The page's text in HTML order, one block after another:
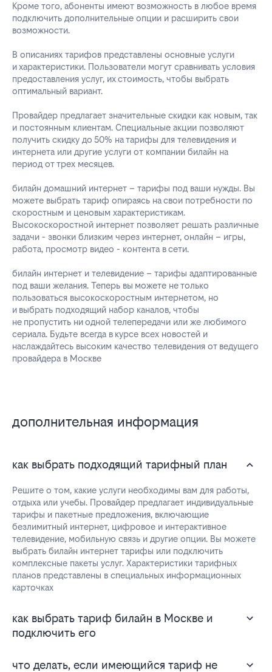
Кроме того, абоненты имеют возможность в любое время
подключить дополнительные опции и расширить свои
возможности.
В описаниях тарифов представлены основные услуги
и характеристики. Пользователи могут сравнивать условия
предоставления услуг, их стоимость, чтобы выбрать
оптимальный вариант.
Провайдер предлагает значительные скидки как новым, так
и постоянным клиентам. Специальные акции позволяют
получить скидку до 50% на тарифы для телевидения и
интернета или другие услуги от компании билайн на
период от трех месяцев.
билайн домашний интернет – тарифы под ваши нужды. Вы
можете выбрать тариф опираясь на свои потребности по
скоростным и ценовым характеристикам.
Высокоскоростной интернет позволяет решать различные
задачи - звонки близким через интернет, онлайн – игры,
работа, просмотр видео - контента в сети.
билайн интернет и телевидение – тарифы адаптированные
под ваши желания. Теперь вы можете не только
пользоваться высокоскоростным интернетом, но
и выбрать подходящий набор каналов, чтобы
не пропустить ни одной телепередачи или же любимого
сериала. Будьте всегда в курсе всех новостей и
наслаждайтесь высоким качество телевидения от ведущего
провайдера в Москве
дополнительная информация
как выбрать подходящий тарифный план
Решите о том, какие услуги необходимы вам для работы,
отдыха или учебы. Провайдер предлагает индивидуальные
тарифы и пакетные предложения, включающие
безлимитный интернет, цифровое и интерактивное
телевидение, мобильную связь и другие опции. Вы можете
выбрать билайн интернет тарифы или подключить
комплексные пакеты услуг. Характеристики тарифных
планов представлены в специальных информационных
карточках
как выбрать тариф билайн в Москве и
подключить его
что делать, если имеющийся тариф не